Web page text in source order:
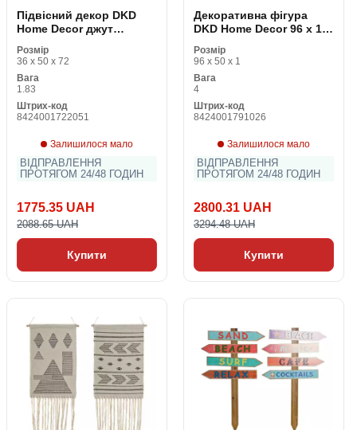
Підвісний декор DKD
Home Decor джут
cm)
Розмір
36 x 50 x 72
Вага
1.83
Штрих-код
8424001722051
Залишилося мало
ВІДПРАВЛЕННЯ
ПРОТЯГОМ 24/48 ГОДИН
1775.35 UAH
2088.65 UAH
Купити
Декоративна фігура
DKD Home Decor 96 x 1 x
штук)
Розмір
96 x 50 x 1
Вага
4
Штрих-код
8424001791026
Залишилося мало
ВІДПРАВЛЕННЯ
ПРОТЯГОМ 24/48 ГОДИН
2800.31 UAH
3294.48 UAH
Купити